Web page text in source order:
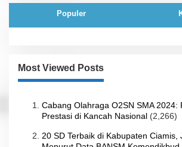
Populer
Most Viewed Posts
Cabang Olahraga O2SN SMA 2024:
Prestasi di Kancah Nasional (2,266)
20 SD Terbaik di Kabupaten Ciamis,